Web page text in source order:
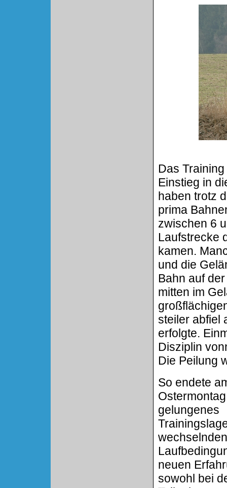
Das
Einstieg in
haben trotz
prima
zwischen 6
Laufstrecke
kamen.
und die
Bahn auf
mitten im
steiler abfiel
erfolgte.
Disziplin
Die Peilung
So endete
gelungenes
wechselnden
neuen
sowohl bei